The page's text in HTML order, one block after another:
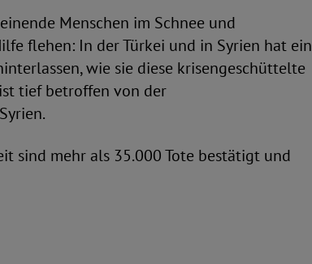
Menschen im Schnee und
flehen: In der Türkei und in Syrien hat ein
wie sie diese krisengeschüttelte
tief betroffen von der
sind mehr als 35.000 Tote bestätigt und